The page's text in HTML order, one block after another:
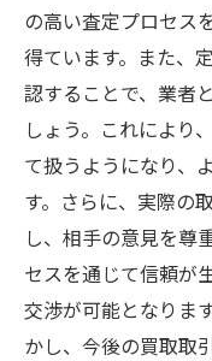
の高い査定プロセス
得ています。また、
認することで、業者
しょう。これにより
て扱うようになり、
す。さらに、実際の
し、相手の意見を尊
セスを通じて信頼が
交渉が可能となりま
かし、今後の買取取